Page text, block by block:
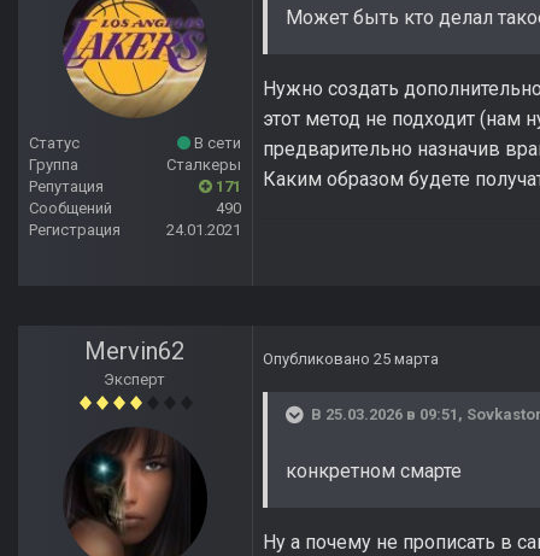
Статус
В сети
Группа
Сталкеры
Репутация
171
Сообщений
490
Регистрация
24.01.2021
Может быть кто делал
Нужно создать
этот метод не подходит
предварительно назначив
Каким образом будете
Mervin62
Эксперт
Опубликовано 25 марта
В 25.03.2026 в 09:51,
конкретном смарте
Ну а почему не прописать в